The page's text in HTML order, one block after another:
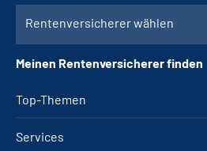
Top-Themen
Services
Rentenversicherer wählen
Meinen Rentenversicherer finden